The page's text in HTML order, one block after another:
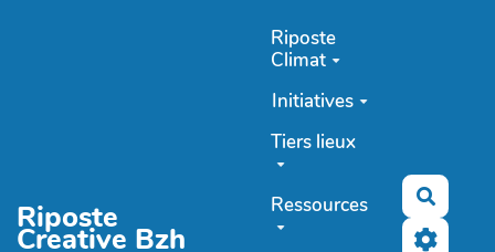
Riposte
Creative Bzh
Riposte
Climat
Initiatives
Tiers lieux
Ressources